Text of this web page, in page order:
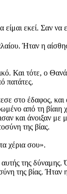
εκεί. Σαν να
Ήταν η
Και τότε, ο
πατάτες.
στο έδαφος,
από τη βίαιη
και άνοιξαν
της βίας.
χέρια σου».
της δύναμης.
της βίας. Ήταν